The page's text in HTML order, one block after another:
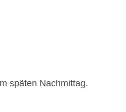
späten Nachmittag.